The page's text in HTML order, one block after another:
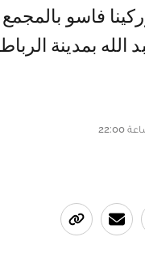
فاسو
الله بمدينة